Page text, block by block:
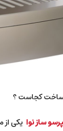
ساخت کجاست ؟
ساز نوا یکی